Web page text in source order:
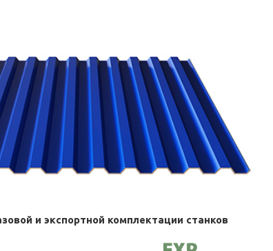
и экспортной комплектации станков